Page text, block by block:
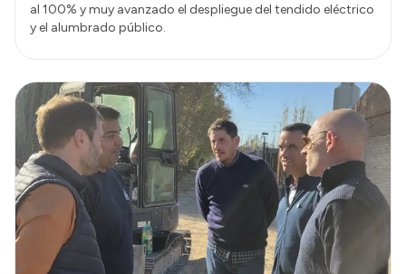
al 100% y muy avanzado el despliegue del tendido eléctrico
y el alumbrado público.